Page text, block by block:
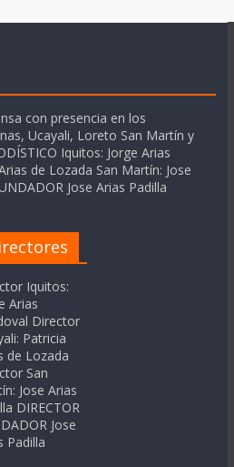
con presencia en los
Ucayali, Loreto San Martín y
Iquitos: Jorge Arias
de Lozada San Martín: Jose
Jose Arias Padilla
Iquitos:
Arias
Director
Patricia
de Lozada
San
Jose Arias
DIRECTOR
Jose
Padilla